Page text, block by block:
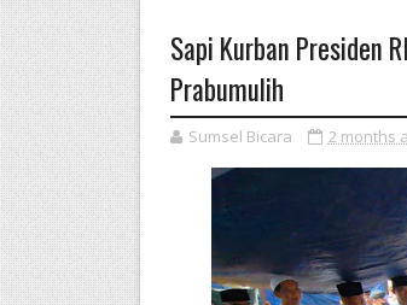
Sapi Kurban Presiden
Prabumulih
Sumsel Bicara 2 months